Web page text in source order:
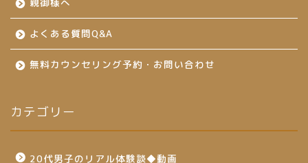
親御様へ
よくある質問Q&A
無料カウンセリング予約・お問い合わせ
カテゴリー
20代男子のリアル体験談◆動画